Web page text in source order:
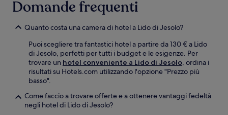
Domande frequenti
Quanto costa una camera di hotel a Lido di Jesolo?
Puoi scegliere tra fantastici hotel a partire da 130 € a Lido
di Jesolo, perfetti per tutti i budget e le esigenze. Per
trovare un hotel conveniente a Lido di Jesolo, ordina i
risultati su Hotels.com utilizzando l'opzione "Prezzo più
basso".
Come faccio a trovare offerte e a ottenere vantaggi fedeltà
negli hotel di Lido di Jesolo?